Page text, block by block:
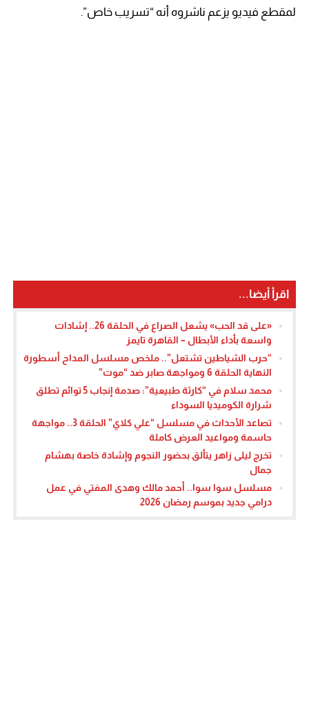
لمقطع فيديو يزعم ناشروه أنه “تسريب خاص”.
اقرأ أيضا...
«على قد الحب» يشعل الصراع في الحلقة 26.. إشادات
واسعة بأداء الأبطال – القاهرة تايمز
“حرب الشياطين تشتعل”.. ملخص مسلسل المداح أسطورة
النهاية الحلقة 6 ومواجهة صابر ضد “موت”
محمد سلام في “كارثة طبيعية”: صدمة إنجاب 5 توائم تطلق
شرارة الكوميديا السوداء
تصاعد الأحداث في مسلسل “علي كلاي” الحلقة 3.. مواجهة
حاسمة ومواعيد العرض كاملة
تخرج ليلى زاهر يتألق بحضور النجوم وإشادة خاصة بهشام
جمال
مسلسل سوا سوا.. أحمد مالك وهدى المفتي في عمل
درامي جديد بموسم رمضان 2026